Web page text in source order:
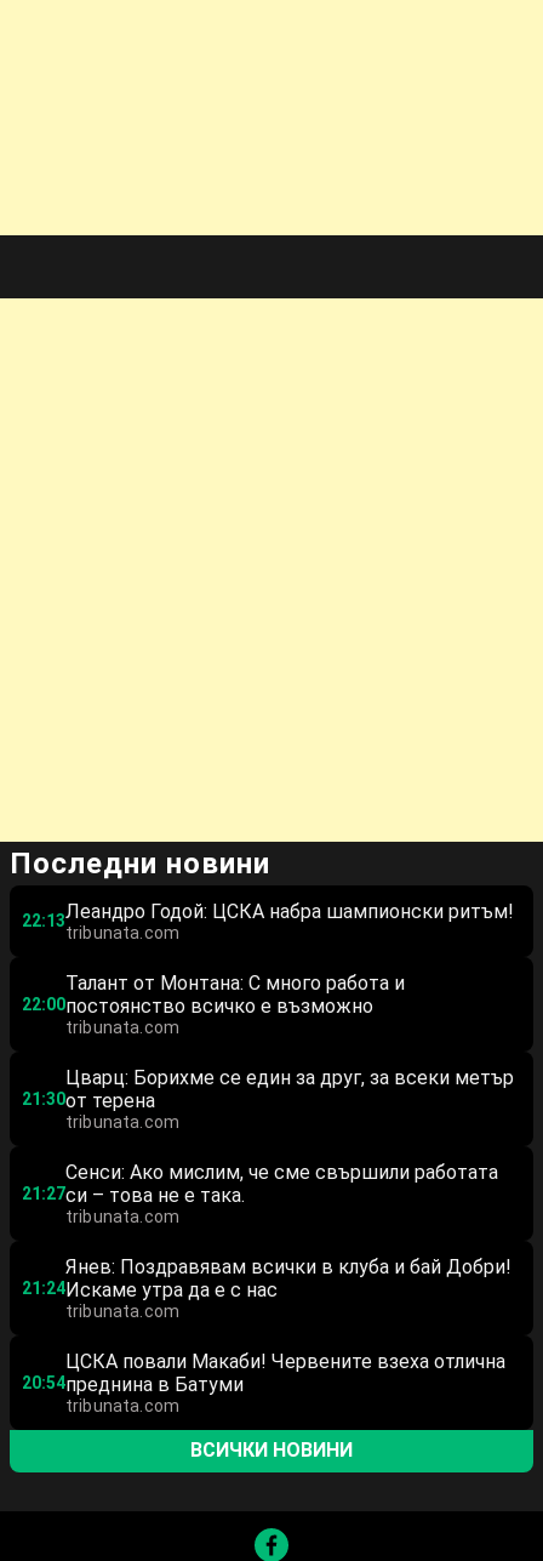
Последни новини
22:13Леандро Годой: ЦСКА набра шампионски ритъм!
tribunata.com
22:00
Талант от Монтана: С много работа и
постоянство всичко е възможно
tribunata.com
21:30
Цварц: Борихме се един за друг, за всеки метър
от терена
tribunata.com
21:27
Сенси: Ако мислим, че сме свършили работата
си – това не е така.
tribunata.com
21:24
Янев: Поздравявам всички в клуба и бай Добри!
Искаме утра да е с нас
tribunata.com
20:54
ЦСКА повали Макаби! Червените взеха отлична
преднина в Батуми
tribunata.com
ВСИЧКИ НОВИНИ